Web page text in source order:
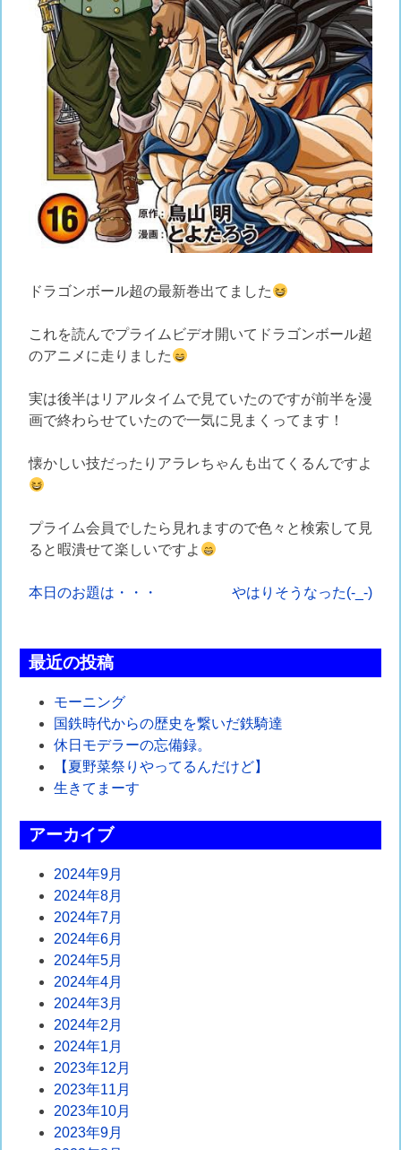
ドラゴンボール超の最新巻出てました
これを読んでプライムビデオ開いてドラゴンボール超
のアニメに走りました
実は後半はリアルタイムで見ていたのですが前半を漫
画で終わらせていたので一気に見まくってます！
懐かしい技だったりアラレちゃんも出てくるんですよ
プライム会員でしたら見れますので色々と検索して見
ると暇潰せて楽しいですよ
投
ナ
ゲ
シ
ョ
ン
本日のお題は・・・ やはりそうなった(-_-)
最近の投稿
モーニング
国鉄時代からの歴史を繋いだ鉄騎達
休日モデラーの忘備録。
【夏野菜祭りやってるんだけど】
生きてまーす
アーカイブ
2024年9月
2024年8月
2024年7月
2024年6月
2024年5月
2024年4月
2024年3月
2024年2月
2024年1月
2023年12月
2023年11月
2023年10月
2023年9月